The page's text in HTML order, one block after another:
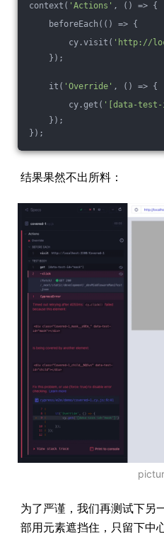
context( 'Actions' , () => {
beforeEach( () => {
cy.visit( 'http://
});
it( 'Override' , () => {
cy.get( '[data-test-
});
});
结果果然不出所料：
为了严谨，我们再测试下另
部用元素遮挡住，只留下中